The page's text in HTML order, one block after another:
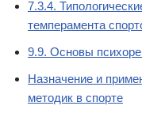
7.3.4.
темперамента
9.9. Основы
Назначение и
методик в спорте